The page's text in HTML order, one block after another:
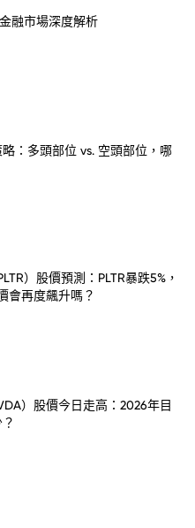
融市場深度解析
：多頭部位 vs. 空頭部位，哪
）股價預測：PLTR暴跌5%，
會再度飆升嗎？
）股價今日走高：2026年目